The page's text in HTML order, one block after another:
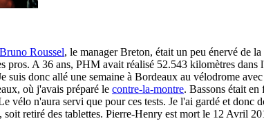
Bruno Roussel, le manager Breton, était un peu énervé de
pros. A 36 ans, PHM avait réalisé 52.543 kilomètres dans
suis donc allé une semaine à Bordeaux au vélodrome
où j'avais préparé le contre-la-montre. Bassons était
vélo n'aura servi que pour ces tests. Je l'ai gardé et
retiré des tablettes. Pierre-Henry est mort le 12 Avril